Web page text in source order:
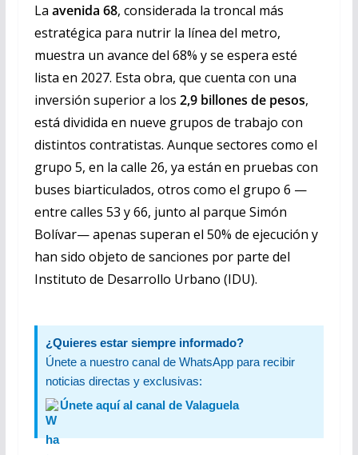
La avenida 68, considerada la troncal más
estratégica para nutrir la línea del metro,
muestra un avance del 68% y se espera esté
lista en 2027. Esta obra, que cuenta con una
inversión superior a los 2,9 billones de pesos,
está dividida en nueve grupos de trabajo con
distintos contratistas. Aunque sectores como el
grupo 5, en la calle 26, ya están en pruebas con
buses biarticulados, otros como el grupo 6 —
entre calles 53 y 66, junto al parque Simón
Bolívar— apenas superan el 50% de ejecución y
han sido objeto de sanciones por parte del
Instituto de Desarrollo Urbano (IDU).
¿Quieres estar siempre informado?
Únete a nuestro canal de WhatsApp para recibir
noticias directas y exclusivas:
Únete aquí al canal de Valaguela